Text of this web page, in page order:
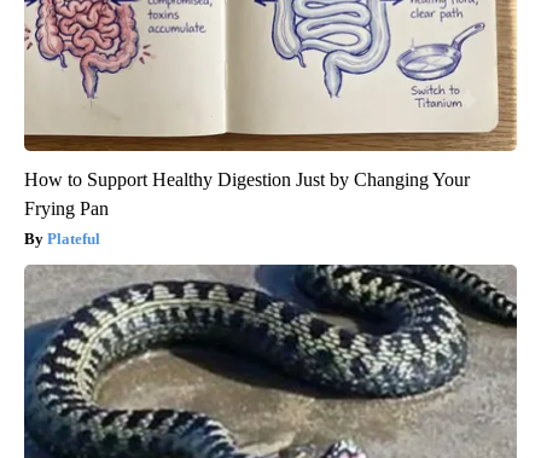
How to Support Healthy Digestion Just by Changing Your
Frying Pan
Plateful